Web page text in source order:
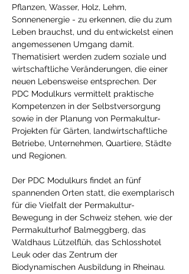
Pflanzen, Wasser, Holz, Lehm,
Sonnenenergie - zu erkennen, die du zum
Leben brauchst, und du entwickelst einen
angemessenen Umgang damit.
Thematisiert werden zudem soziale und
wirtschaftliche Veränderungen, die einer
neuen Lebensweise entsprechen. Der
PDC Modulkurs vermittelt praktische
Kompetenzen in der Selbstversorgung
sowie in der Planung von Permakultur-
Projekten für Gärten, landwirtschaftliche
Betriebe, Unternehmen, Quartiere, Städte
und Regionen.
Der PDC Modulkurs findet an fünf
spannenden Orten statt, die exemplarisch
für die Vielfalt der Permakultur-
Bewegung in der Schweiz stehen, wie der
Permakulturhof Balmeggberg, das
Waldhaus Lützelflüh, das Schlosshotel
Leuk oder das Zentrum der
Biodynamischen Ausbildung in Rheinau.